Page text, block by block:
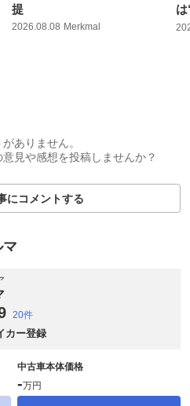
提
2026.08.08 Merkmal
ありません。
見や感想を投稿しませんか？
にコメントする
20件
カー登録
中古車本体価格
-万円